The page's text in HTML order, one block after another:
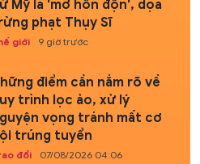
Mỹ là 'mớ hỗn độn', dọa
phạt Thụy Sĩ
giới 9 giờ trước
điểm cần nắm rõ về
trình lọc ảo, xử lý
vọng tránh mất cơ
trúng tuyển
đổi 07/08/2026 04:06